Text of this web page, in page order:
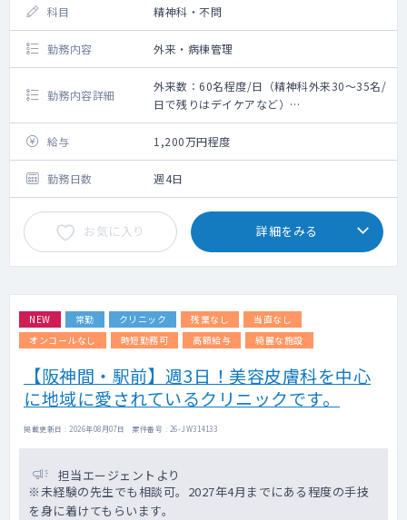
科目 精神科・不問
勤務内容 外来・病棟管理
勤務内容詳細
外来数：60名程度/日（精神科外来30～35名/
日で残りはデイケアなど）
救急搬入数：なし
〇外来・病棟の対応
〇うつ病、認知症の患者の割合が高いです
（アルコール依存症も稀にいます）
〇指導医のサポート体制がございます。
給与 1,200万円程度
勤務日数 週4日
お気に入り 詳細をみる
NEW 常勤 クリニック 残業なし
当直なし
オンコールなし
時短勤務可 高額給与 綺麗な施設
【阪神間・駅前】週3日！美容皮膚科を中心
に地域に愛されているクリニックです。
掲載更新日 : 2026年08月07日 案件番号 : 26-JW314133
担当エージェントより
※未経験の先生でも相談可。2027年4月までにある程度の手技
を身に着けてもらいます。